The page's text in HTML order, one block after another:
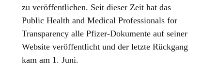
zu veröffentlichen. Seit dieser Zeit hat das
Public Health and Medical Professionals for
Transparency alle Pfizer-Dokumente auf seiner
Website veröffentlicht und der letzte Rückgang
kam am 1. Juni.